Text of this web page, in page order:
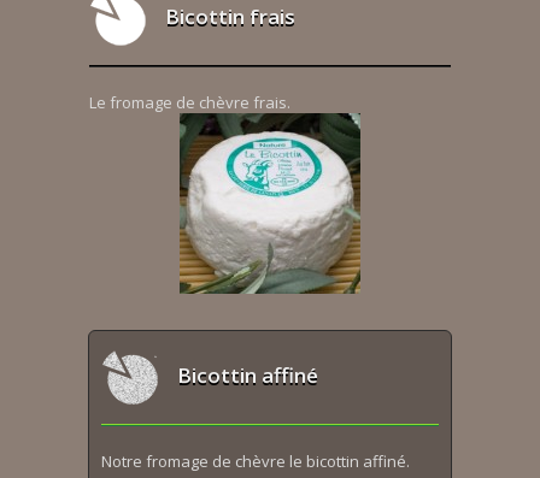
Bicottin frais
Le fromage de chèvre frais.
Bicottin affiné
Notre fromage de chèvre le bicottin affiné.